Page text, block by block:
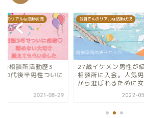
んのリアルな活動状況
婚相談所活動歴3
30代後半男性ついに
2021-08-29
会員さんのリアルな活動状況
27歳イケメン男性が
相談所に入会。人気
から選ばれるために
2022-